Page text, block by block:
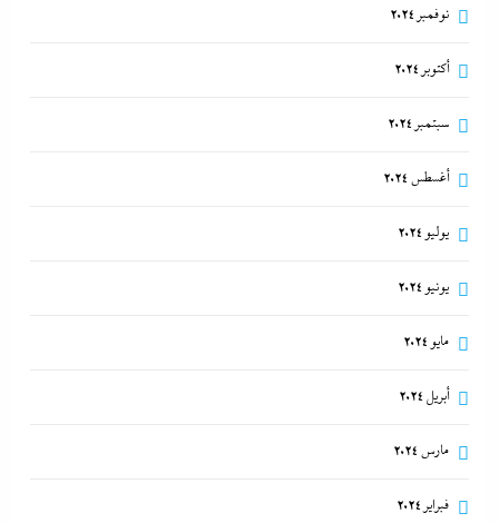
نوفمبر 2024
أكتوبر 2024
سبتمبر 2024
أغسطس 2024
يوليو 2024
يونيو 2024
مايو 2024
أبريل 2024
مارس 2024
فبراير 2024